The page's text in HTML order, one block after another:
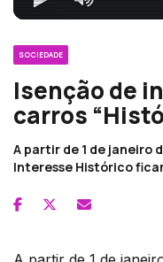
SOCIEDADE
Isenção de
carros
A partir de 1 de janeiro
Interesse Histórico